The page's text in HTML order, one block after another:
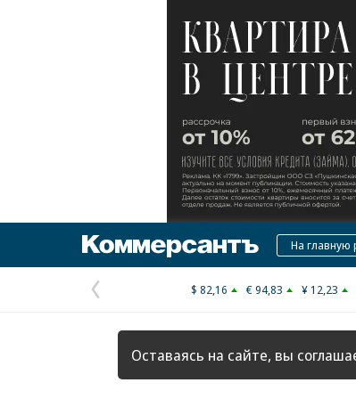
КоммерсантъНа главную
Предыдущая
страница
$ 82,16 € 94,83 ¥ 12,23
Оставаясь на сайте, вы